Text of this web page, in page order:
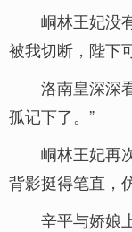
峒林王妃没
被我切断，陛下
洛南皇深深
孤记下了。”
峒林王妃再
背影挺得笔直，
辛平与娇娘